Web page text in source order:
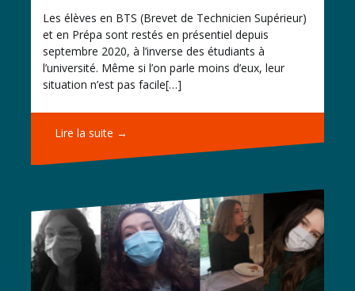
Les élèves en BTS (Brevet de Technicien Supérieur)
et en Prépa sont restés en présentiel depuis
septembre 2020, à l’inverse des étudiants à
l’université. Même si l’on parle moins d’eux, leur
situation n’est pas facile[…]
Lire la suite →